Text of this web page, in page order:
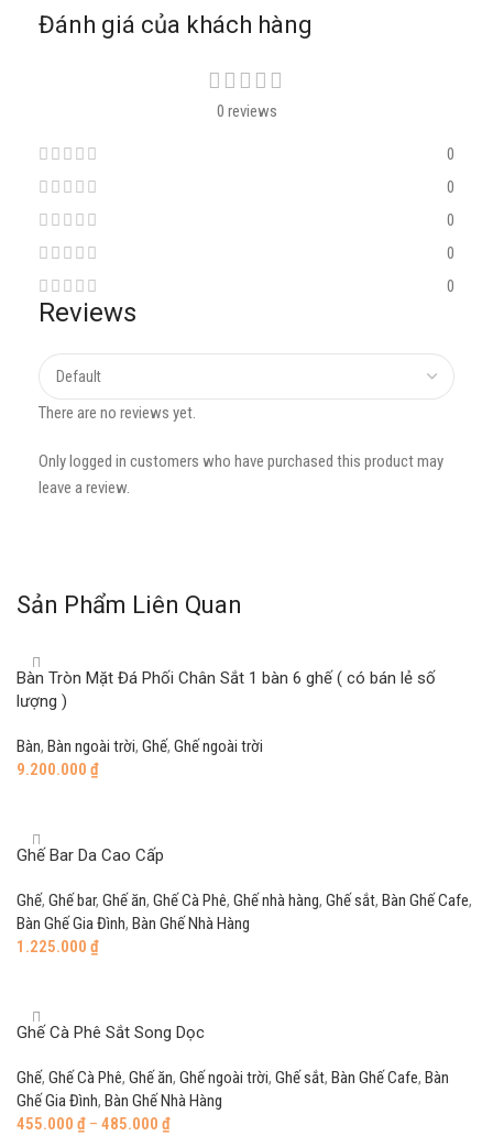
Đánh giá của khách hàng
0 reviews
0
0
0
0
0
Reviews
There are no reviews yet.
Only logged in customers who have purchased this product may
leave a review.
Sản Phẩm Liên Quan
Bàn Tròn Mặt Đá Phối Chân Sắt 1 bàn 6 ghế ( có bán lẻ số
lượng )
Bàn, Bàn ngoài trời, Ghế, Ghế ngoài trời
9.200.000 ₫
Ghế Bar Da Cao Cấp
Ghế, Ghế bar, Ghế ăn, Ghế Cà Phê, Ghế nhà hàng, Ghế sắt, Bàn Ghế Cafe,
Bàn Ghế Gia Đình, Bàn Ghế Nhà Hàng
1.225.000 ₫
Ghế Cà Phê Sắt Song Dọc
Ghế, Ghế Cà Phê, Ghế ăn, Ghế ngoài trời, Ghế sắt, Bàn Ghế Cafe, Bàn
Ghế Gia Đình, Bàn Ghế Nhà Hàng
455.000 ₫ – 485.000 ₫